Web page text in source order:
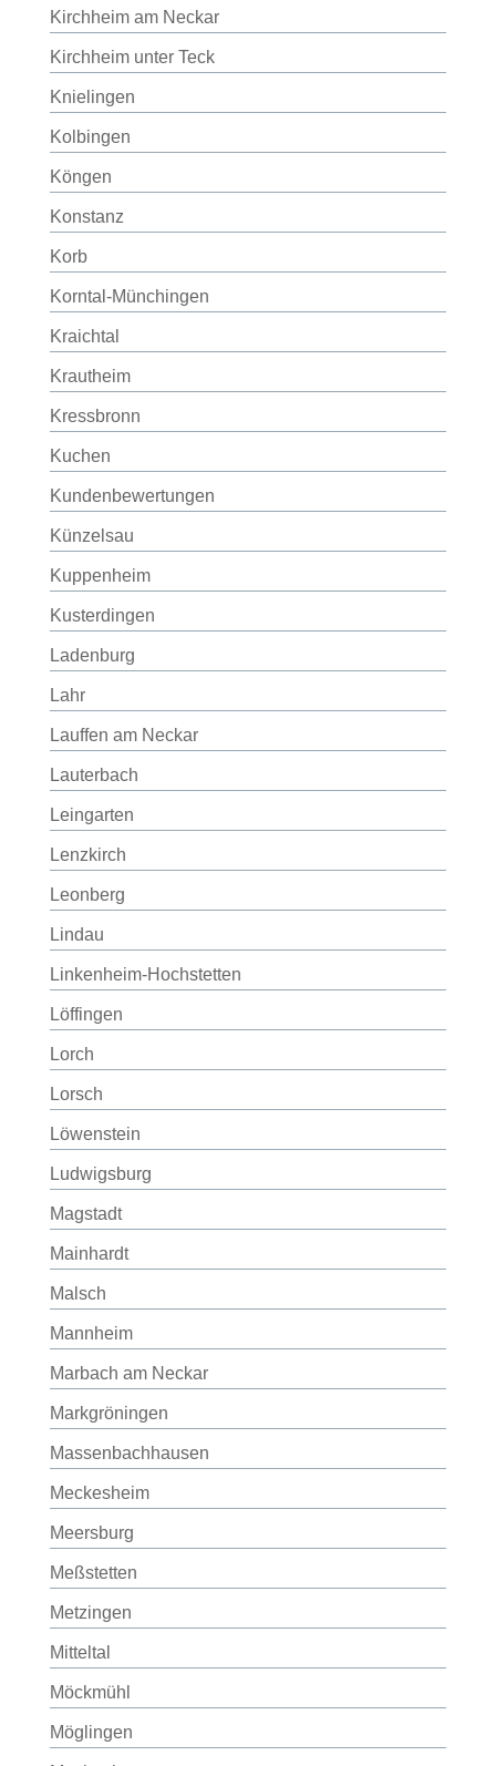
Kirchheim am Neckar
Kirchheim unter Teck
Knielingen
Kolbingen
Köngen
Konstanz
Korb
Korntal-Münchingen
Kraichtal
Krautheim
Kressbronn
Kuchen
Kundenbewertungen
Künzelsau
Kuppenheim
Kusterdingen
Ladenburg
Lahr
Lauffen am Neckar
Lauterbach
Leingarten
Lenzkirch
Leonberg
Lindau
Linkenheim-Hochstetten
Löffingen
Lorch
Lorsch
Löwenstein
Ludwigsburg
Magstadt
Mainhardt
Malsch
Mannheim
Marbach am Neckar
Markgröningen
Massenbachhausen
Meckesheim
Meersburg
Meßstetten
Metzingen
Mitteltal
Möckmühl
Möglingen